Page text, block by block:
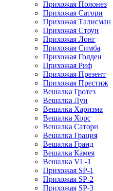
Прихожая Полонез
Прихожая Сатори
Прихожая Талисман
Прихожая Стоун
Прихожая Лонг
Прихожая Симба
Прихожая Голден
Прихожая Риф
Прихожая Презент
Прихожая Престиж
Вешалка Гротез
Вешалка Луи
Вешалка Харизма
Вешалка Хорс
Вешалка Сатори
Вешалка Грация
Вешалка Гранд
Вешалка Камея
Вешалка VL-1
Прихожая SP-1
Прихожая SP-2
Прихожая SP-3